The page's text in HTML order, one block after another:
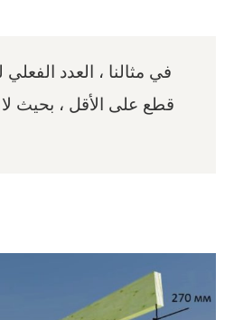
قطع على الأقل ، بحيث لا